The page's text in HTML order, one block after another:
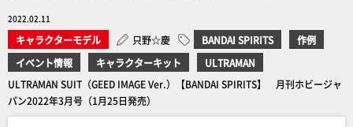
2022.02.11
キャラクターモデル 只野☆慶 BANDAI SPIRITS
作例
イベント情報
キャラクターキット
ULTRAMAN
ULTRAMAN SUIT（GEED IMAGE Ver.）【BANDAI SPIRITS】 月刊ホビージャ
パン2022年3月号（1月25日発売）